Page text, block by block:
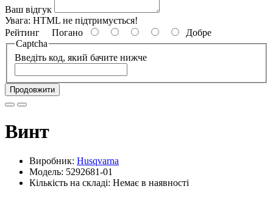
Ваш відгук
Увага: HTML не підтримується!
Рейтинг Погано
Добре
Captcha
Введіть код, який бачите нижче
Продовжити
Винт
Виробник: Husqvarna
Модель: 5292681-01
Кількість на складі: Немає в наявності